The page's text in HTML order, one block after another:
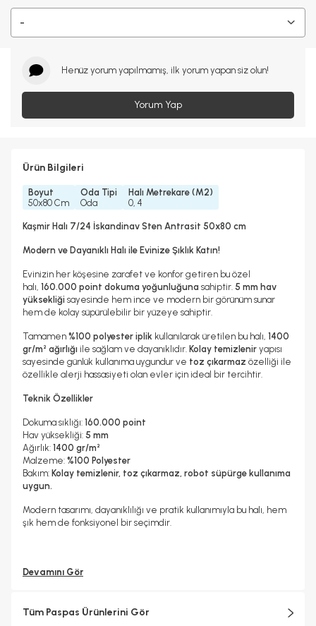
-
Henüz yorum yapılmamış, ilk yorum yapan siz olun!
Yorum Yap
Ürün Bilgileri
Boyut
50x80 Cm
Oda Tipi
Oda
Halı Metrekare (M2)
0, 4
Kaşmir Halı 7/24 İskandinav Sten Antrasit 50x80 cm
Modern ve Dayanıklı Halı ile Evinize Şıklık Katın!
Evinizin her köşesine zarafet ve konfor getiren bu özel
halı, 160.000 point dokuma yoğunluğuna sahiptir. 5 mm hav
yüksekliği sayesinde hem ince ve modern bir görünüm sunar
hem de kolay süpürülebilir bir yüzeye sahiptir.
Tamamen %100 polyester iplik kullanılarak üretilen bu halı, 1400
gr/m² ağırlığı ile sağlam ve dayanıklıdır. Kolay temizlenir yapısı
sayesinde günlük kullanıma uygundur ve toz çıkarmaz özelliği ile
özellikle alerji hassasiyeti olan evler için ideal bir tercihtir.
Teknik Özellikler
Dokuma sıklığı: 160.000 point
Hav yüksekliği: 5 mm
Ağırlık: 1400 gr/m²
Malzeme: %100 Polyester
Bakım: Kolay temizlenir, toz çıkarmaz, robot süpürge kullanıma
uygun.
Modern tasarımı, dayanıklılığı ve pratik kullanımıyla bu halı, hem
şık hem de fonksiyonel bir seçimdir.
Devamını Gör
Tüm Paspas Ürünlerini Gör